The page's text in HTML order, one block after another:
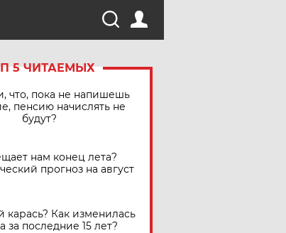
5 ЧИТАЕМЫХ
что, пока не напишешь
пенсию начислять не
будут?
нам конец лета?
прогноз на август
карась? Как изменилась
за последние 15 лет?